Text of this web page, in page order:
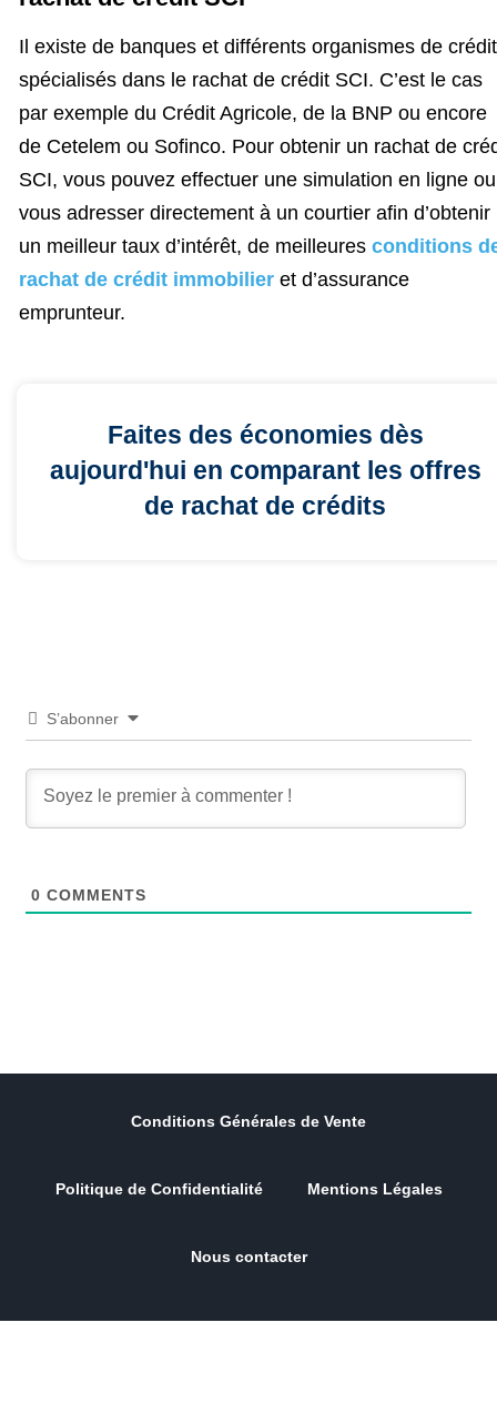
Il existe de banques et différents organismes de crédit
spécialisés dans le rachat de crédit SCI. C’est le cas
par exemple du Crédit Agricole, de la BNP ou encore
de Cetelem ou Sofinco. Pour obtenir un rachat de
SCI, vous pouvez effectuer une simulation en ligne ou
vous adresser directement à un courtier afin d’obtenir
un meilleur taux d’intérêt, de meilleures conditions
rachat de crédit immobilier et d’assurance
emprunteur.
Faites des économies dès
aujourd'hui en comparant les offres
de rachat de crédits
S’abonner
0 COMMENTS
Conditions Générales de Vente
Politique de Confidentialité Mentions Légales
Nous contacter